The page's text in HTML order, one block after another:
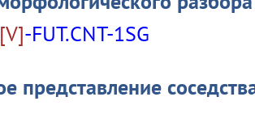
-FUT.CNT-1SG
представление